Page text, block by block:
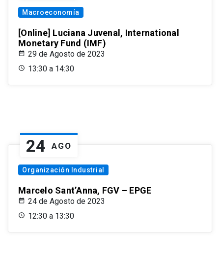
Macroeconomía
[Online] Luciana Juvenal, International
Monetary Fund (IMF)
29 de Agosto de 2023
13:30 a 14:30
24 AGO
Organización Industrial
Marcelo Sant’Anna, FGV – EPGE
24 de Agosto de 2023
12:30 a 13:30